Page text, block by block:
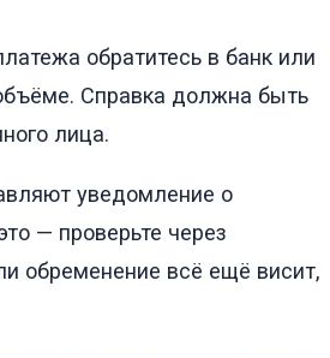
обратитесь в банк или
Справка должна быть
лица.
уведомление о
— проверьте через
обременение всё ещё висит,